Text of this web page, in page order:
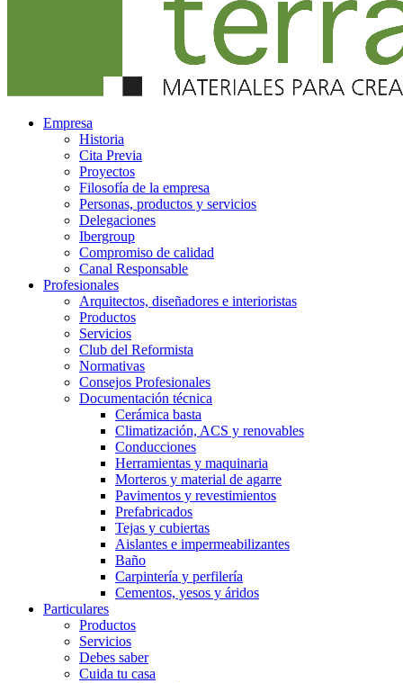
Empresa
Historia
Cita Previa
Proyectos
Filosofía de la empresa
Personas, productos y servicios
Delegaciones
Ibergroup
Compromiso de calidad
Canal Responsable
Profesionales
Arquitectos, diseñadores e interioristas
Productos
Servicios
Club del Reformista
Normativas
Consejos Profesionales
Documentación técnica
Cerámica basta
Climatización, ACS y renovables
Conducciones
Herramientas y maquinaria
Morteros y material de agarre
Pavimentos y revestimientos
Prefabricados
Tejas y cubiertas
Aislantes e impermeabilizantes
Baño
Carpintería y perfilería
Cementos, yesos y áridos
Particulares
Productos
Servicios
Debes saber
Cuida tu casa